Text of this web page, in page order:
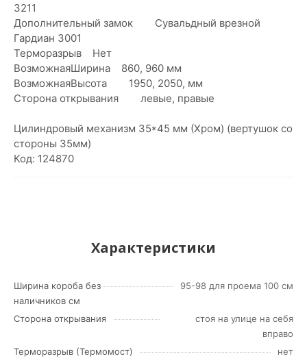
3211
Дополнительный замок Сувальдный врезной
Гардиан 3001
Терморазрыв Нет
ВозможнаяШирина 860, 960 мм
ВозможнаяВысота 1950, 2050, мм
Сторона открывания левые, правые
Цилиндровый механизм 35*45 мм (Хром) (вертушок со
стороны 35мм)
Код: 124870
Характеристики
Ширина короба без
наличников см
95-98 для проема 100 см
Сторона открывания
стоя на улице на себя
вправо
Терморазрыв (Термомост)
нет